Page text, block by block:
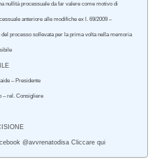
nullità processuale da far valere come motivo di
anteriore alle modifiche ex l. 69/2009 –
del processo sollevata per la prima volta nella memoria
– Presidente
– rel. Consigliere
@avvrenatodisa Cliccare qui